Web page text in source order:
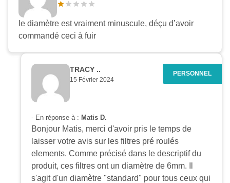
le diamètre est vraiment minuscule, déçu d’avoir
commandé ceci à fuir
TRACY ..
15 Février 2024
- En réponse à : Matis D.
Bonjour Matis, merci d'avoir pris le temps de
laisser votre avis sur les filtres pré roulés
elements. Comme précisé dans le descriptif du
produit, ces filtres ont un diamètre de 6mm. Il
s'agit d'un diamètre "standard" pour tous ceux qui